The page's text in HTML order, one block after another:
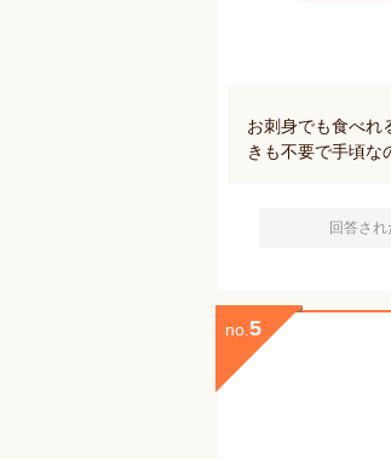
お刺身でも食べれ
きも不要で手頃な
回答され
no. 5